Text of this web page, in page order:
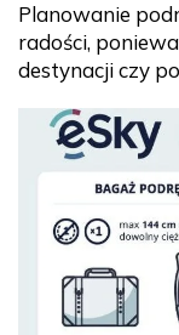
Planowanie
radości,
destynacji czy